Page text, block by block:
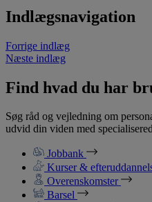
Indlægsnavigation
Forrige indlæg
Næste indlæg
Find hvad du har
Søg råd og vejledning om
udvid din viden med
Jobbank
Kurser &
Overenskomster
Barsel